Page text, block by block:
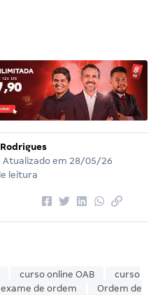
Atualizado em 28/05/26
leitura
curso online OAB
curso
exame de ordem
Ordem de